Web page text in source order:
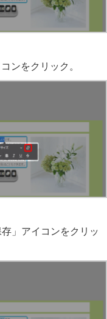
ンをクリック。
」アイコンをクリッ